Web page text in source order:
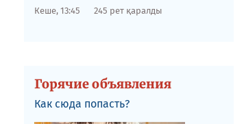
Кеше, 13:45 245 рет қаралды
Горячие объявления
Как сюда попасть?